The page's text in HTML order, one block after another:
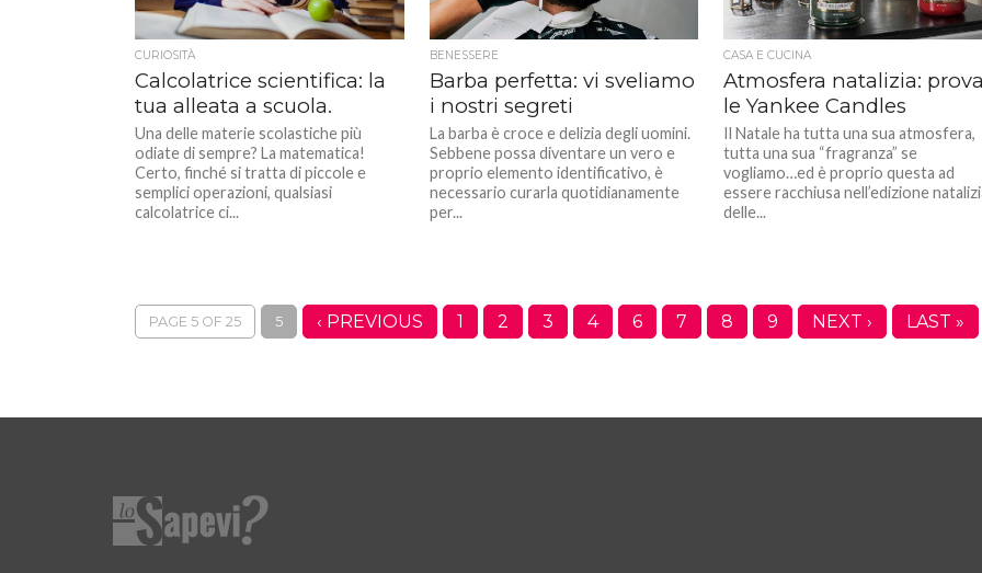
CURIOSITÀ
Calcolatrice scientifica: la
tua alleata a scuola.
Una delle materie scolastiche più
odiate di sempre? La matematica!
Certo, finché si tratta di piccole e
semplici operazioni, qualsiasi
calcolatrice ci...
BENESSERE
Barba perfetta: vi sveliamo
i nostri segreti
La barba è croce e delizia degli uomini.
Sebbene possa diventare un vero e
proprio elemento identificativo, è
necessario curarla quotidianamente
per...
CASA E CUCINA
Atmosfera natalizia:
le Yankee Candles
Il Natale ha tutta una sua atmosfera,
tutta una sua “fragranza” se
vogliamo…ed è proprio questa ad
essere racchiusa nell’edizione
delle...
PAGE 5 OF 25 ‹ PREVIOUS 1 2 3 4
5 6 7 8 9 NEXT › LAST »